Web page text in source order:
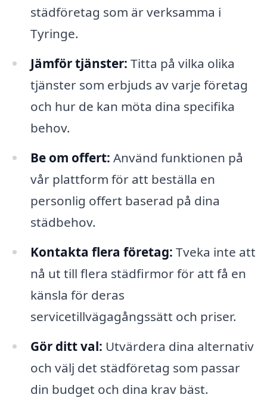
städföretag som är verksamma i
Tyringe.
Jämför tjänster: Titta på vilka olika
tjänster som erbjuds av varje företag
och hur de kan möta dina specifika
behov.
Be om offert: Använd funktionen på
vår plattform för att beställa en
personlig offert baserad på dina
städbehov.
Kontakta flera företag: Tveka inte att
nå ut till flera städfirmor för att få en
känsla för deras
servicetillvägagångssätt och priser.
Gör ditt val: Utvärdera dina alternativ
och välj det städföretag som passar
din budget och dina krav bäst.